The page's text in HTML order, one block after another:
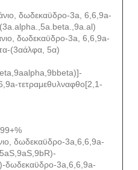
δωδεκαϋδρο-3a, 6,6,9a-
δωδεκαϋδρο-3a, 6,6,9a-
(3αάλφα, 5α)
τετραμεθυλναφθο[2,1-
δωδεκαϋδρο-3a,6,6,9a-
δωδεκαϋδρο-3a,6,6,9a-